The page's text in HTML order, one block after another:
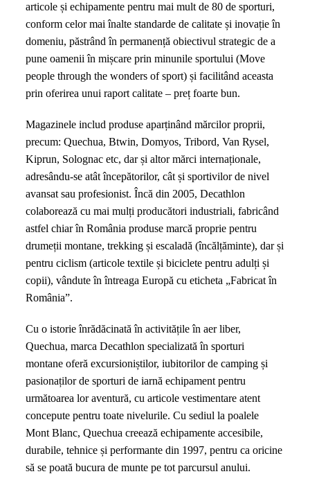
articole și echipamente pentru mai mult de 80 de sporturi,
conform celor mai înalte standarde de calitate și inovație în
domeniu, păstrând în permanență obiectivul strategic de a
pune oamenii în mișcare prin minunile sportului (Move
people through the wonders of sport) și facilitând aceasta
prin oferirea unui raport calitate – preț foarte bun.
Magazinele includ produse aparținând mărcilor proprii,
precum: Quechua, Btwin, Domyos, Tribord, Van Rysel,
Kiprun, Solognac etc, dar și altor mărci internaționale,
adresându-se atât începătorilor, cât și sportivilor de nivel
avansat sau profesionist. Încă din 2005, Decathlon
colaborează cu mai mulți producători industriali, fabricând
astfel chiar în România produse marcă proprie pentru
drumeții montane, trekking și escaladă (încălțăminte), dar și
pentru ciclism (articole textile și biciclete pentru adulți și
copii), vândute în întreaga Europă cu eticheta „Fabricat în
România”.
Cu o istorie înrădăcinată în activitățile în aer liber,
Quechua, marca Decathlon specializată în sporturi
montane oferă excursioniștilor, iubitorilor de camping și
pasionaților de sporturi de iarnă echipament pentru
următoarea lor aventură, cu articole vestimentare atent
concepute pentru toate nivelurile. Cu sediul la poalele
Mont Blanc, Quechua creează echipamente accesibile,
durabile, tehnice și performante din 1997, pentru ca oricine
să se poată bucura de munte pe tot parcursul anului.